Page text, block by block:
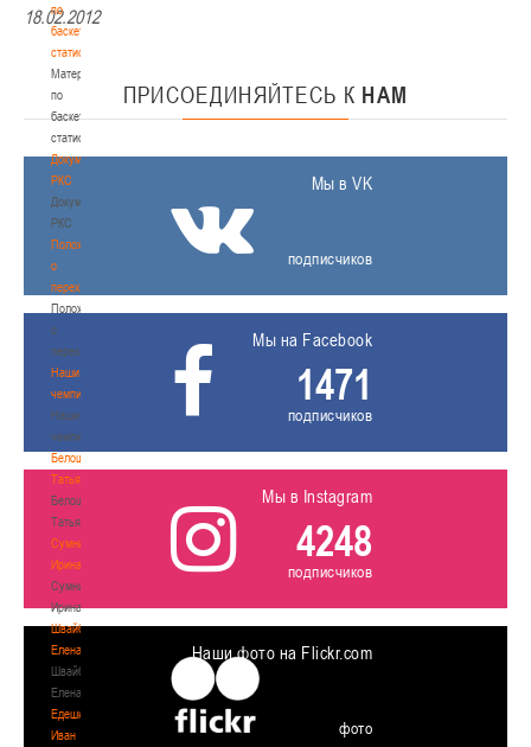
по
баскетбольной
статистике
Материалы
по
баскетбольной
статистике
Документы
РКС
Документы
РКС
Положение
о
переходах
Положение
о
переходах
Наши
чемпионы
Наши
чемпионы
Белошапко
Татьяна
Белошапко
Татьяна
Сумникова
Ирина
Сумникова
Ирина
Швайбович
Елена
Швайбович
Елена
Едешко
Иван
18.02.2012
ПРИСОЕДИНЯЙТЕСЬ К НАМ
Мы в VK
подписчиков
Мы на Facebook
1471
подписчиков
Мы в Instagram
4248
подписчиков
Наши фото на Flickr.com
фото